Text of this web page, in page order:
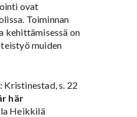
ovat
Toiminnan
kehittämisessä on
muiden
s. 22
här
Heikkilä